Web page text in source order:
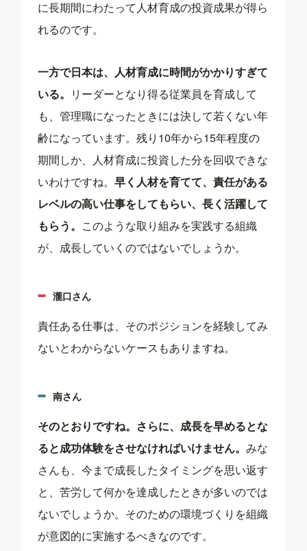
に長期間にわたって人材育成の投資成果が得ら
れるのです。
一方で日本は、人材育成に時間がかかりすぎて
いる。 リーダーとなり得る従業員を育成して
も、管理職になったときには決して若くない年
齢になっています。残り10年から15年程度の
期間しか、人材育成に投資した分を回収できな
いわけですね。早く人材を育てて、責任がある
レベルの高い仕事をしてもらい、長く活躍して
もらう。 このような取り組みを実践する組織
が、成長していくのではないでしょうか。
瀧口さん
責任ある仕事は、そのポジションを経験してみ
ないとわからないケースもありますね。
南さん
そのとおりですね。さらに、成長を早めるとな
ると成功体験をさせなければいけません。みな
さんも、今まで成長したタイミングを思い返す
と、苦労して何かを達成したときが多いのでは
ないでしょうか。そのための環境づくりを組織
が意図的に実施するべきなのです。